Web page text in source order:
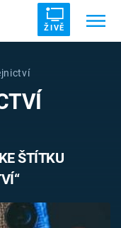
ŽIVĚ
VÁLKA
ŠTÍTKU